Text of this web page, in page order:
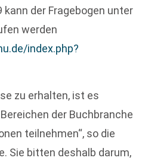
kann der Fragebogen unter
werden
index.php?
zu erhalten, ist es
der Buchbranche
teilnehmen“, so die
Sie bitten deshalb darum,